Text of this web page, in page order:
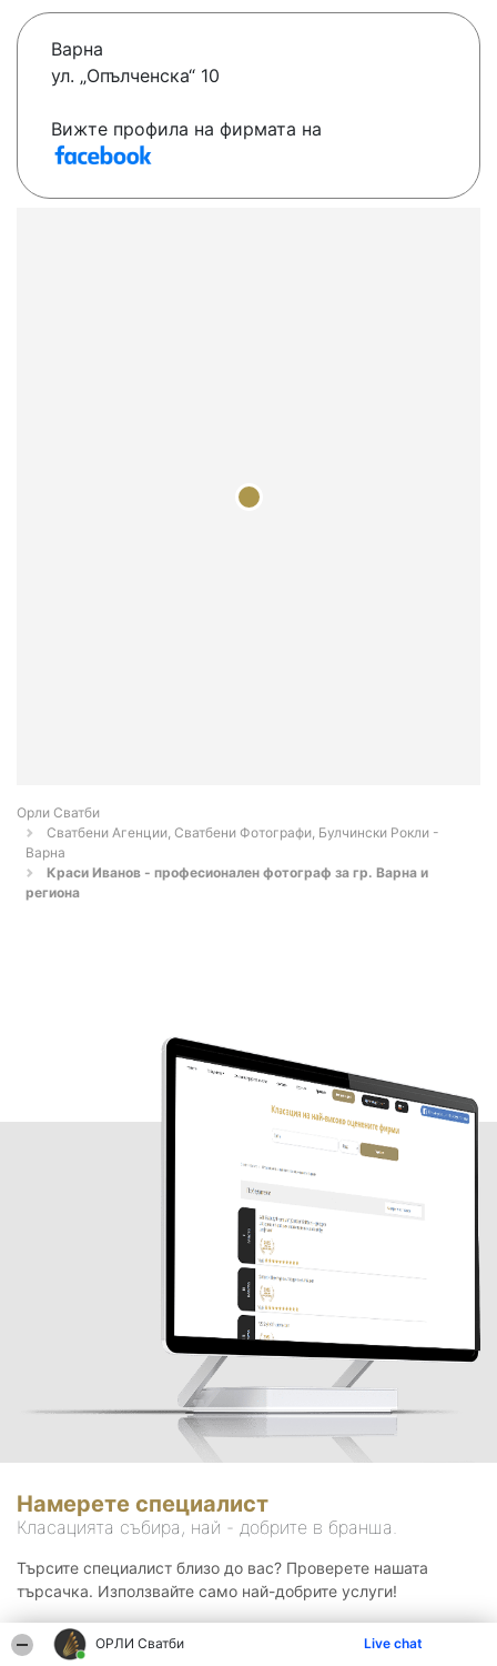
ОРЛИ Сватби Live chat
Варна
ул. „Опълченска“ 10
Вижте профила на фирмата на
Орли Сватби
Сватбени Агенции, Сватбени Фотографи, Булчински Рокли -
Варна
Краси Иванов - професионален фотограф за гр. Варна и
региона
Намерете специалист
Класацията събира, най - добрите в бранша.
Търсите специалист близо до вас? Проверете нашата
търсачка. Използвайте само най-добрите услуги!